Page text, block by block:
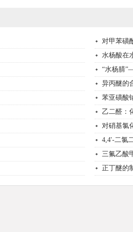
对甲苯磺
水杨酸在
“水杨腈
异丙醚的
苯亚磺酸
乙二醛：
对硝基氯
4,4'-二氯
三氟乙酸
正丁醚的